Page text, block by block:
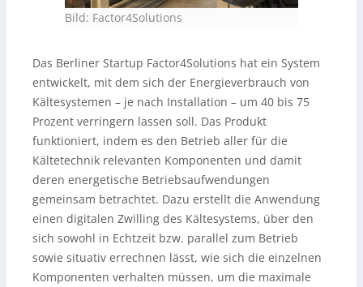
Bild: Factor4Solutions
Das Berliner Startup Factor4Solutions hat ein System
entwickelt, mit dem sich der Energieverbrauch von
Kältesystemen – je nach Installation – um 40 bis 75
Prozent verringern lassen soll. Das Produkt
funktioniert, indem es den Betrieb aller für die
Kältetechnik relevanten Komponenten und damit
deren energetische Betriebsaufwendungen
gemeinsam betrachtet. Dazu erstellt die Anwendung
einen digitalen Zwilling des Kältesystems, über den
sich sowohl in Echtzeit bzw. parallel zum Betrieb
sowie situativ errechnen lässt, wie sich die einzelnen
Komponenten verhalten müssen, um die maximale